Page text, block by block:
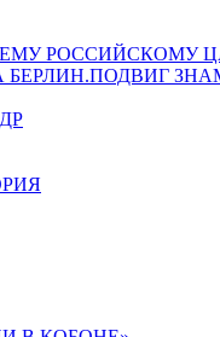
РОССИЙСКОМУ
БЕРЛИН.ПОДВИГ